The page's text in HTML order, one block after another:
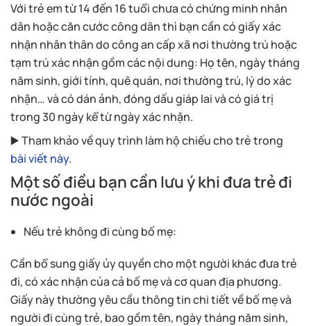
Với trẻ em từ 14 đến 16 tuổi chưa có chứng minh nhân
dân hoặc căn cước công dân thì bạn cần có giấy xác
nhận nhân thân do công an cấp xã nơi thường trú hoặc
tạm trú xác nhận gồm các nội dung: Họ tên, ngày tháng
năm sinh, giới tính, quê quán, nơi thường trú, lý do xác
nhận… và có dán ảnh, đóng dấu giáp lai và có giá trị
trong 30 ngày kể từ ngày xác nhận.
▶️ Tham khảo về quy trình làm hộ chiếu cho trẻ trong
bài viết này.
Một số điều bạn cần lưu ý khi đưa trẻ đi
nước ngoài
Nếu trẻ không đi cùng bố mẹ:
Cần bổ sung giấy ủy quyền cho một người khác đưa trẻ
đi, có xác nhận của cả bố mẹ và cơ quan địa phương.
Giấy này thường yêu cầu thông tin chi tiết về bố mẹ và
người đi cùng trẻ, bao gồm tên, ngày tháng năm sinh,